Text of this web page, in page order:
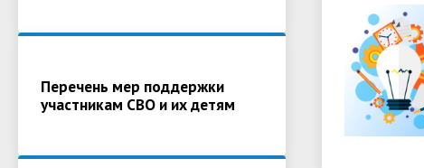
Перечень мер поддержки
участникам СВО и их детям